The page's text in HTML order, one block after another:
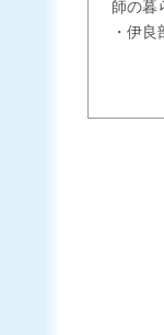
師の暮
・伊